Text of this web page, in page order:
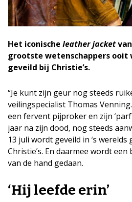
Het iconische leather jacket
grootste wetenschappers
geveild bij Christie’s.
“Je kunt zijn geur nog steeds
veilingspecialist Thomas
een fervent pijproker en zijn
jaar na zijn dood, nog steeds
13 juli wordt geveild in ‘s
Christie’s. En daarmee wordt
van de hand gedaan.
‘Hij leefde erin’